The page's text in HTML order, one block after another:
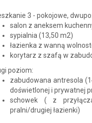
3 - pokojowe,
salon z aneksem
sypialnia (13,50 m2)
łazienka z wanną
korytarz z szafą w
poziom:
zabudowana antresola
doświetlonej i prywatnej
schowek ( z
pralni/drugiej łazienki)